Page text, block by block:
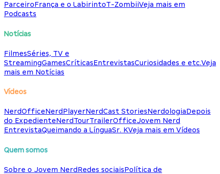
ParceiroFrança e o LabirintoT-ZombiiVeja mais em
Podcasts
Notícias
FilmesSéries, TV e
StreamingGamesCríticasEntrevistasCuriosidades e etc.Veja
mais em Notícias
Vídeos
NerdOfficeNerdPlayerNerdCast StoriesNerdologiaDepois
do ExpedienteNerdTourTrailerOfficeJovem Nerd
EntrevistaQueimando a LínguaSr. KVeja mais em Vídeos
Quem somos
Sobre o Jovem NerdRedes sociaisPolítica de